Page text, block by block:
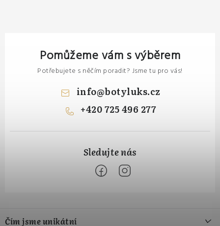
Pomůžeme vám s výběrem
Potřebujete s něčím poradit? Jsme tu pro vás!
info@botyluks.cz
+420 725 496 277
Čím jsme unikátní